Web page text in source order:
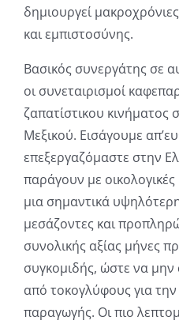
δημιουργεί
και εμπιστοσύνης.
Βασικός συνεργάτης σε
οι συνεταιρισμοί
ζαπατίστικου κινήματος
Μεξικού. Εισάγουμε
επεξεργαζόμαστε στην
παράγουν με
μια σημαντικά υψηλότερη
μεσάζοντες και
συνολικής αξίας μήνες
συγκομιδής, ώστε να μην
από τοκογλύφους για
παραγωγής. Οι πιο